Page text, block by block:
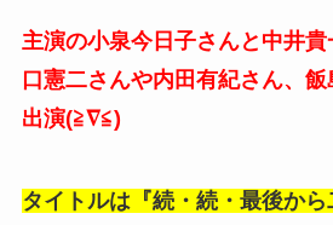
主演の小泉今日子さんと中井
口憲二さんや内田有紀さん、
出演(≧∇≦)
タイトルは『続・続・最後か